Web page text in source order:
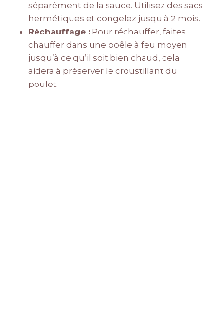
séparément de la sauce. Utilisez des sacs
hermétiques et congelez jusqu’à 2 mois.
Réchauffage : Pour réchauffer, faites
chauffer dans une poêle à feu moyen
jusqu’à ce qu’il soit bien chaud, cela
aidera à préserver le croustillant du
poulet.